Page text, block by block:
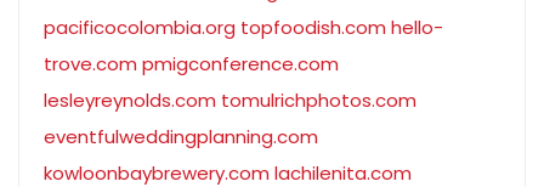
pacificocolombia.org topfoodish.com hello-
trove.com pmigconference.com
lesleyreynolds.com tomulrichphotos.com
eventfulweddingplanning.com
kowloonbaybrewery.com lachilenita.com